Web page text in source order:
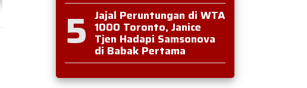
5 Jajal Peruntungan di WTA
1000 Toronto, Janice
Tjen Hadapi Samsonova
di Babak Pertama